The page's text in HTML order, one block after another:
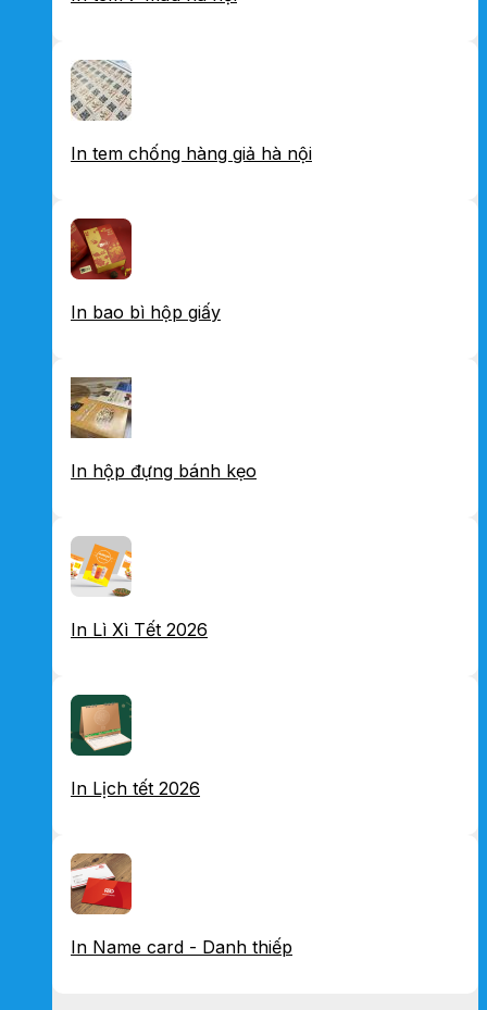
In tem chống hàng giả hà nội
In bao bì hộp giấy
In hộp đựng bánh kẹo
In Lì Xì Tết 2026
In Lịch tết 2026
In Name card - Danh thiếp